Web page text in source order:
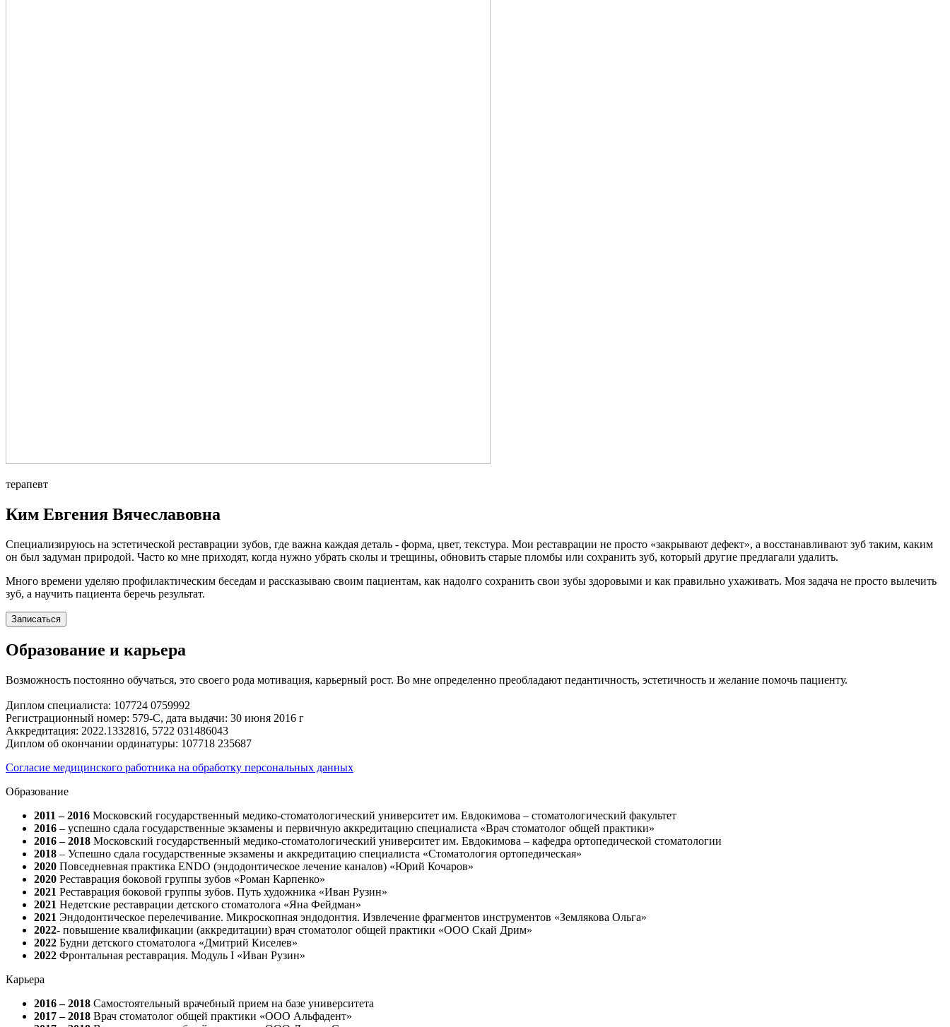
терапевт
Ким Евгения Вячеславовна
Специализируюсь на эстетической реставрации зубов, где важна каждая деталь - форма, цвет, текстура. Мои реставрации не просто «закрывают дефект», а восстанавливают зуб таким, каким
он был задуман природой. Часто ко мне приходят, когда нужно убрать сколы и трещины, обновить старые пломбы или сохранить зуб, который другие предлагали удалить.
Много времени уделяю профилактическим беседам и рассказываю своим пациентам, как надолго сохранить свои зубы здоровыми и как правильно ухаживать. Моя задача не просто вылечить
зуб, а научить пациента беречь результат.
Записаться
Образование и карьера
Возможность постоянно обучаться, это своего рода мотивация, карьерный рост. Во мне определенно преобладают педантичность, эстетичность и желание помочь пациенту.
Диплом специалиста: 107724 0759992
Регистрационный номер: 579-С, дата выдачи: 30 июня 2016 г
Аккредитация: 2022.1332816, 5722 031486043
Диплом об окончании ординатуры: 107718 235687
Согласие медицинского работника на обработку персональных данных
Образование
2011 – 2016 Московский государственный медико-стоматологический университет им. Евдокимова – стоматологический факультет
2016 – успешно сдала государственные экзамены и первичную аккредитацию специалиста «Врач стоматолог общей практики»
2016 – 2018 Московский государственный медико-стоматологический университет им. Евдокимова – кафедра ортопедической стоматологии
2018 – Успешно сдала государственные экзамены и аккредитацию специалиста «Стоматология ортопедическая»
2020 Повседневная практика ENDO (эндодонтическое лечение каналов) «Юрий Кочаров»
2020 Реставрация боковой группы зубов «Роман Карпенко»
2021 Реставрация боковой группы зубов. Путь художника «Иван Рузин»
2021 Недетские реставрации детского стоматолога «Яна Фейдман»
2021 Эндодонтическое перелечивание. Микроскопная эндодонтия. Извлечение фрагментов инструментов «Землякова Ольга»
2022- повышение квалификации (аккредитации) врач стоматолог общей практики «ООО Скай Дрим»
2022 Будни детского стоматолога «Дмитрий Киселев»
2022 Фронтальная реставрация. Модуль I «Иван Рузин»
Карьера
2016 – 2018 Самостоятельный врачебный прием на базе университета
2017 – 2018 Врач стоматолог общей практики «ООО Альфадент»